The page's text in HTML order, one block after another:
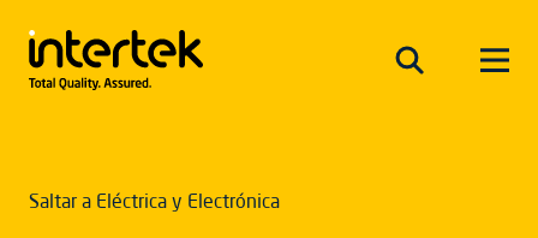
Saltar a Eléctrica y Electrónica